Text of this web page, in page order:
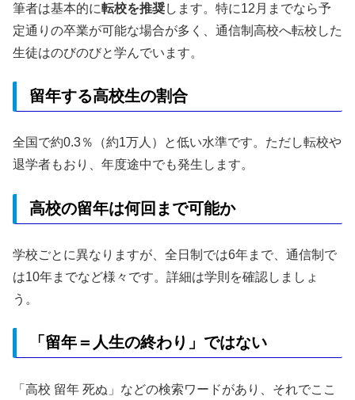
筆者は基本的に転校を推奨します。特に12月までなら予
定通りの卒業が可能な場合が多く、通信制高校へ転校した
生徒はのびのびと学んでいます。
留年する高校生の割合
全国で約0.3％（約1万人）と低い水準です。ただし転校や
退学者もおり、年度途中でも発生します。
高校の留年は何回まで可能か
学校ごとに異なりますが、全日制では6年まで、通信制で
は10年までなど様々です。詳細は学則を確認しましょ
う。
「留年＝人生の終わり」ではない
「高校 留年 死ぬ」などの検索ワードがあり、それでここ